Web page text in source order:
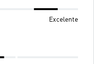
Excelente